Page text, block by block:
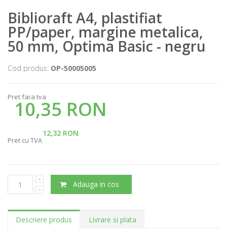
Biblioraft A4, plastifiat
PP/paper, margine metalica,
50 mm, Optima Basic - negru
Cod produs: OP-50005005
Pret fara tva
10,35 RON
12,32 RON
Pret cu TVA
Adauga in cos
Descriere produs Livrare si plata